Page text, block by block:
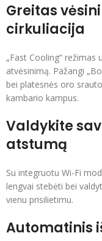
Greitas
cirkuliacija
„Fast Cooling“
atvėsinimą. Pažangi
bei platesnės oro
kambario kampus.
Valdykite
atstumą
Su integruotu Wi-Fi
lengvai stebėti bei
vienu prisilietimu.
Automatinis